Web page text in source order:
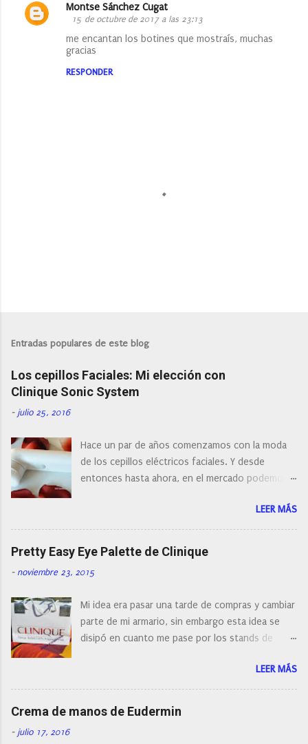
Montse Sánchez Cugat
15 de octubre de 2017 a las 23:13
me encantan los botines que mostraís, muchas
gracias
RESPONDER
l
a
r
u
n
o
m
e
n
t
a
o
Entradas populares de este blog
Los cepillos Faciales: Mi elección con
Clinique Sonic System
- julio 25, 2016
Hace un par de años comenzamos con la moda
de los cepillos eléctricos faciales. Y desde
entonces hasta ahora, en el mercado podemos
con diferentes características, a pilas, a batería,
cepillos de rotación o de oscilación... y
naturalmente de todos los precios. Existe en la
actualidad tal variedad, que antes de hacer la
compra debemos de hacernos unas preguntas:
post os voy a dar mi opinión de porque elegí mi
cepillo facial de Clinique
LEER MÁS
Pretty Easy Eye Palette de Clinique
- noviembre 23, 2015
Mi idea era pasar una tarde de compras y cambiar
parte de mi armario, sin embargo esta idea se
disipó en cuanto me pase por los stands de
resistirse a esta paleta de colores de Clinique.
LEER MÁS
Crema de manos de Eudermin
- julio 17, 2016